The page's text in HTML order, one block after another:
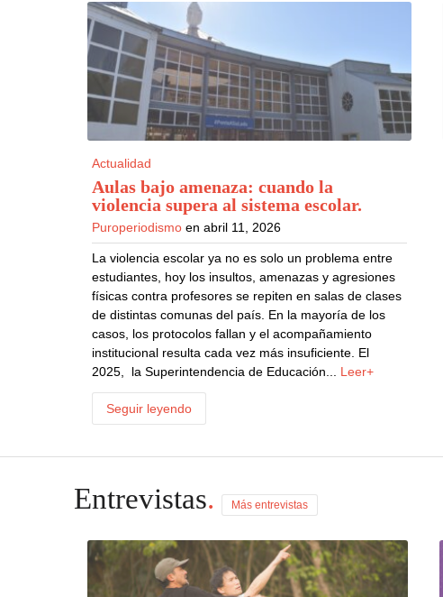
Actualidad
Aulas bajo amenaza: cuando la
violencia supera al sistema escolar.
Puroperiodismo en abril 11, 2026
La violencia escolar ya no es solo un problema entre
estudiantes, hoy los insultos, amenazas y agresiones
físicas contra profesores se repiten en salas de clases
de distintas comunas del país. En la mayoría de los
casos, los protocolos fallan y el acompañamiento
institucional resulta cada vez más insuficiente. El
2025, la Superintendencia de Educación... Leer+
Seguir leyendo
Entrevistas. Más entrevistas